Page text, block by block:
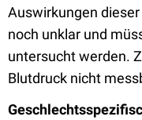
Auswirkungen
noch unklar und
untersucht werden.
Blutdruck nicht